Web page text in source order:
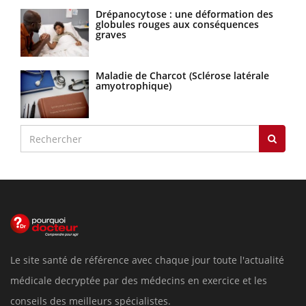
Drépanocytose : une déformation des
globules rouges aux conséquences
graves
Maladie de Charcot (Sclérose latérale
amyotrophique)
Le site santé de référence avec chaque jour toute l'actualité
médicale decryptée par des médecins en exercice et les
conseils des meilleurs spécialistes.